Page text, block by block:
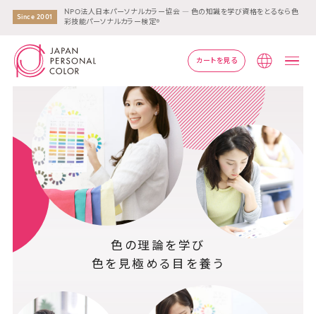
Since 2001
NPO法人日本パーソナルカラー協会 ― 色の知識を学び資格をとるなら色
彩技能パーソナルカラー検定®
カートを見る
色の理論を学び
色を見極める目を養う